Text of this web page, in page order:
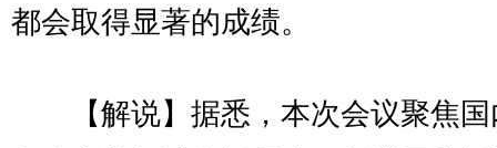
都会取得显著的成绩。
【解说】据悉，本次会议聚焦国